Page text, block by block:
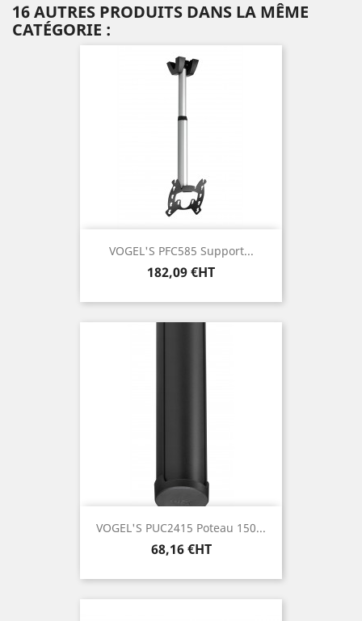
16 AUTRES PRODUITS DANS LA MÊME
CATÉGORIE :
VOGEL'S PFC585 Support...
Prix
182,09 €HT
VOGEL'S PUC2415 Poteau 150...
Prix
68,16 €HT